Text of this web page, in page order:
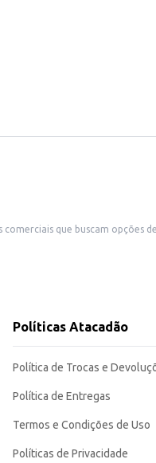
que buscam opções de
Políticas Atacadão
Política de Trocas e
Política de Entregas
Termos e Condições de Uso
Políticas de Privacidade